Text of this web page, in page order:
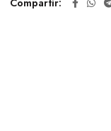
Compartir